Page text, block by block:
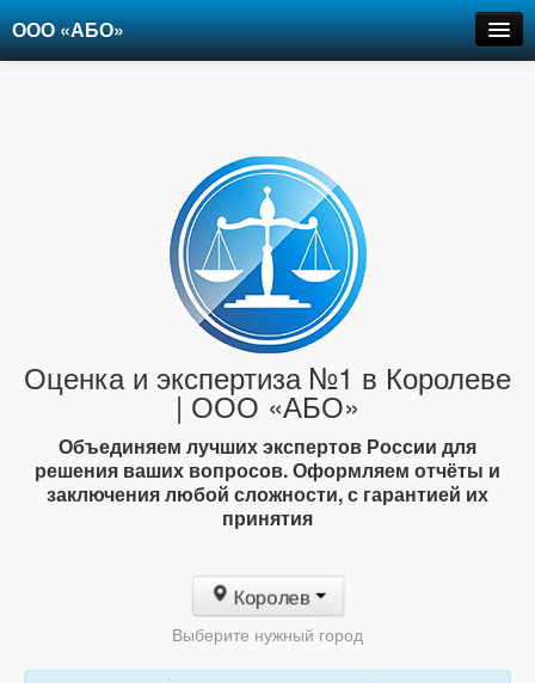
ООО «АБО»
Оценка и экспертиза №1 в Королеве
| ООО «АБО»
Объединяем лучших экспертов России для
решения ваших вопросов. Оформляем отчёты и
заключения любой сложности, с гарантией их
принятия
Королев
Выберите нужный город